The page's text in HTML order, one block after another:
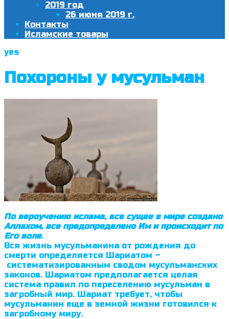
2019 год
26 июня 2019 г.
Контакты
Исламские товары
yes
Похороны у мусульман
По вероучению ислама, все сущее в мире создано
Аллахом, все предо­пределено Им и происходит по
Его воле.
Вся жизнь мусульманина от рождения до
смерти определяется Шариа­том –
систематизированным сводом мусульманских
законов. Шариатом предполагается целая
система правил по переселению мусульман в
загробный мир. Шариат требует, чтобы
мусульманин еще в земной жизни готовился к
загробному миру.